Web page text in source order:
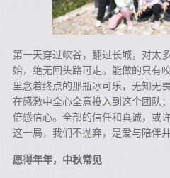
第一天穿过峡谷，翻过长城，对太
始，绝无回头路可走。能做的只有
里念着终点的那瓶冰可乐，无知无
在感激中全心全意投入到这个团队
倍感信心。全部的信任和真诚，或
这一局，我们不抛弃，是爱与陪伴
愿得年年，中秋常见